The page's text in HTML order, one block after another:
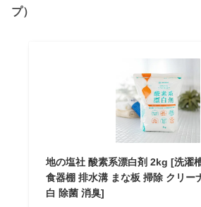
プ）
地の塩社 酸素系漂白剤 2kg [洗濯
食器棚 排水溝 まな板 掃除 クリー
白 除菌 消臭]